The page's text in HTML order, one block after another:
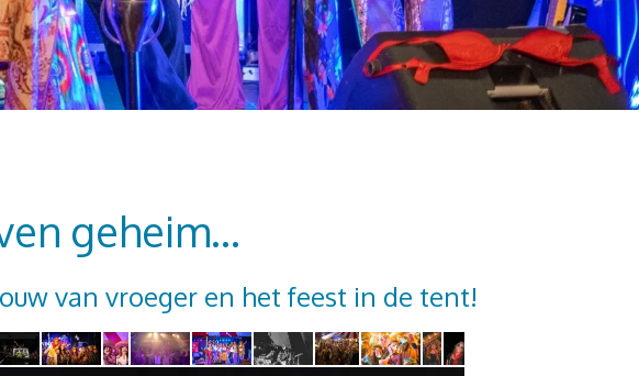
geheim...
van vroeger en het feest in de tent!